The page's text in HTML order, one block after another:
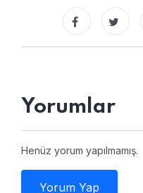
Yorumlar
Henüz yorum yapılmamış.
Yorum Yap